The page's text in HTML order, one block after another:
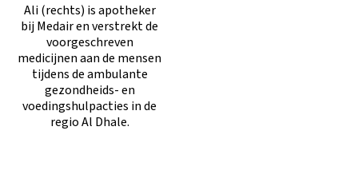
Ali (rechts) is apotheker
bij Medair en verstrekt de
voorgeschreven
medicijnen aan de mensen
tijdens de ambulante
gezondheids- en
voedingshulpacties in de
regio Al Dhale.